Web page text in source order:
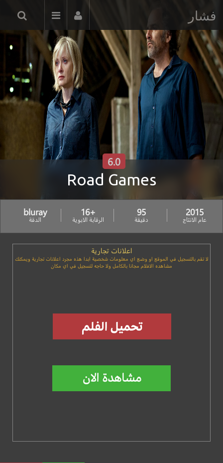
فشار
Road Games
6.0
2015
عام الانتاج
95
دقيقة
+16
الرقابة الابوية
bluray
الدقة
اعلانات تجارية
لا تقم بالتسجيل في الموقع او وضع اي معلومات شخصية ابدا هذه مجرد اعلانات تجارية ويمكنك
مشاهده الافلام مجانا بالكامل ولا حاجه لتسجيل في اي مكان